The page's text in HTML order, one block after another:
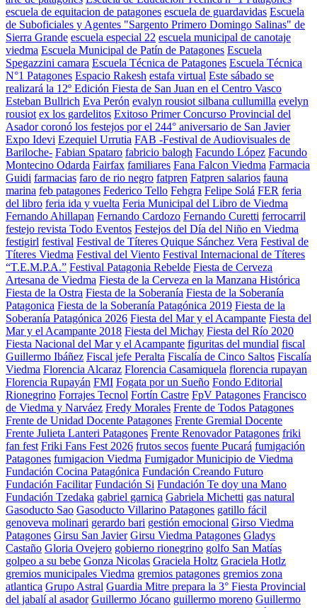
escuela de equitacion de patagones escuela de guardavidas Escuela
de Suboficiales y Agentes "Sargento Primero Domingo Salinas" de
Sierra Grande escuela especial 22 escuela municipal de canotaje
viedma Escuela Municipal de Patín de Patagones Escuela
Spegazzini camara Escuela Técnica de Patagones Escuela Técnica
N°1 Patagones Espacio Rakesh estafa virtual Este sábado se
realizará la 12º Edición Fiesta de San Juan en el Centro Vasco
Esteban Bullrich Eva Perón evalyn rousiot silbana cullumilla evelyn
rousiot ex los gardelitos Exitoso Primer Concurso Provincial del
Asador coronó los festejos por el 244° aniversario de San Javier
Expo Idevi Ezequiel Urrutia FAB -Festival de Audiovisuales de
Bariloche- Fabian Spataro fabricio balogh Facundo López Facundo
Montecino Odarda Fairfax familiares Fana Falcon Viedma Farmacia
Guidi farmacias faro de rio negro fatpren Fatpren salarios fauna
marina feb patagones Federico Tello Fehgra Felipe Solá FER feria
del libro feria ida y vuelta Feria Municipal del Libro de Viedma
Fernando Ahillapan Fernando Cardozo Fernando Curetti ferrocarril
festejo revista Todo Eventos Festejos del Día del Niño en Viedma
festigirl festival Festival de Títeres Quique Sánchez Vera Festival de
Títeres Viedma Festival del Viento Festival Internacional de Títeres
“T.E.M.P.A.” Festival Patagonia Rebelde Fiesta de Cerveza
Artesana de Viedma Fiesta de la Cerveza en la Manzana Histórica
Fiesta de la Ostra Fiesta de la Soberanía Fiesta de la Soberanía
Patagonica Fiesta de la Soberanía Patagónica 2019 Fiesta de la
Soberanía Patagónica 2026 Fiesta del Mar y el Acampante Fiesta del
Mar y el Acampante 2018 Fiesta del Michay Fiesta del Río 2020
Fiesta Nacional del Mar y el Acampante figuritas del mundial fiscal
Guillermo Ibáñez Fiscal jefe Peralta Fiscalía de Cinco Saltos Fiscalía
Viedma Florencia Alcaraz Florencia Casamiquela florencia rupayan
Florencia Rupayán FMI Fogata por un Sueño Fondo Editorial
Rionegrino Forrajes Tecnol Fortín Castre FpV Patagones Francisco
de Viedma y Narváez Fredy Morales Frente de Todos Patagones
Frente de Unidad Docente Patagones Frente Gremial Docente
Frente Julieta Lanteri Patagones Frente Renovador Patagones friki
fan fest Friki Fans Fest 2026 frutos secos fuente Pucará fumigación
Patagones fumigacion Viedma Fumigador Municipio de Viedma
Fundación Cocina Patagónica Fundación Creando Futuro
Fundación Facilitar Fundación Si Fundación Te doy una Mano
Fundación Tzedaka gabriel garnica Gabriela Michetti gas natural
Gasoducto Sao Gasoducto Villarino Patagones gatillo fácil
genoveva molinari gerardo bari gestión emocional Girso Viedma
Patagones Girsu San Javier Girsu Viedma Patagones Gladys
Castaño Gloria Ovejero gobierno rionegrino golfo San Matías
golpeo a su bebe Gonza Nicolas Graciela Holtz Graciela Hotlz
gremios municipales Viedma gremios patagones gremios zona
atlantica Grupo Astral Guardia Mitre prepara la 3° Fiesta Provincial
del jabalí al asador Guillermo Jócano guillermo moreno Guillermo